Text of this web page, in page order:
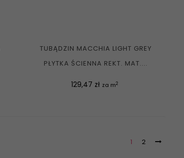
TUBĄDZIN MACCHIA LIGHT GREY
PŁYTKA ŚCIENNA REKT. MAT....
Cena
129,47 zł za m2
1 2